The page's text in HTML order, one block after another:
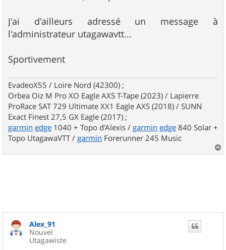
J'ai d'ailleurs adressé un message à
l'administrateur utagawavtt...
Sportivement
EvadeoX55 / Loire Nord (42300) ;
Orbea Oiz M Pro XO Eagle AXS T-Tape (2023) / Lapierre
ProRace SAT 729 Ultimate XX1 Eagle AXS (2018) / SUNN
Exact Finest 27,5 GX Eagle (2017) ;
garmin edge 1040 + Topo d'Alexis / garmin edge 840 Solar +
Topo UtagawaVTT / garmin Forerunner 245 Music
a
Alex_91
Nouvel
Utagawiste